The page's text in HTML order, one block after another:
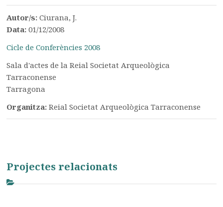
Autor/s:Ciurana, J.
Data:01/12/2008
Cicle de Conferències 2008
Sala d'actes de la Reial Societat Arqueològica
Tarraconense
Tarragona
Organitza:Reial Societat Arqueològica Tarraconense
Projectes relacionats